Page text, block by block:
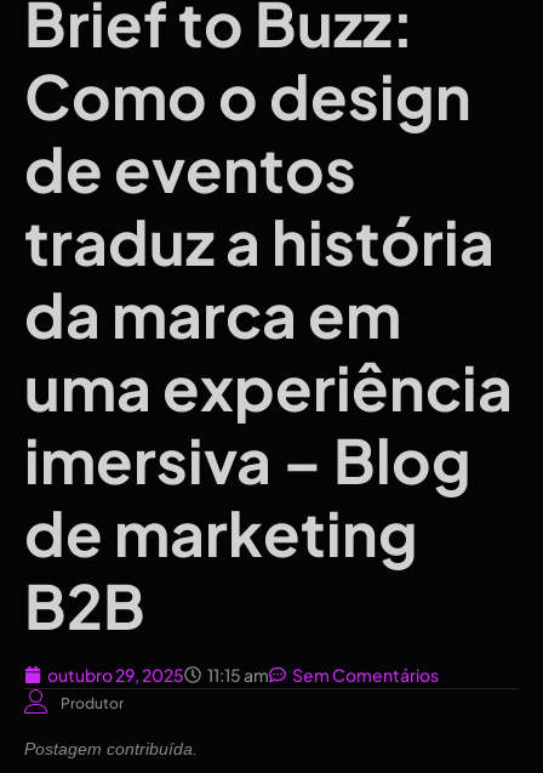
Brief to Buzz:
Como o design
de eventos
traduz a história
da marca em
uma experiência
imersiva – Blog
de marketing
B2B
outubro 29, 2025 11:15 am Sem Comentários
Produtor
Postagem contribuída.